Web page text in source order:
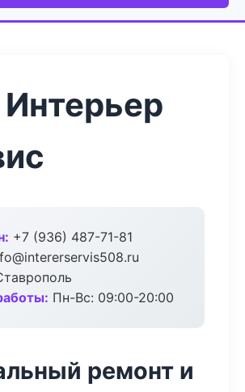
+7 (936) 487-71-81
Пн-Вс: 09:00-20:00
ремонт и